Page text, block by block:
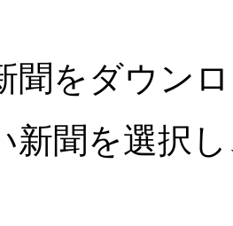
聞をダウン
新聞を選択